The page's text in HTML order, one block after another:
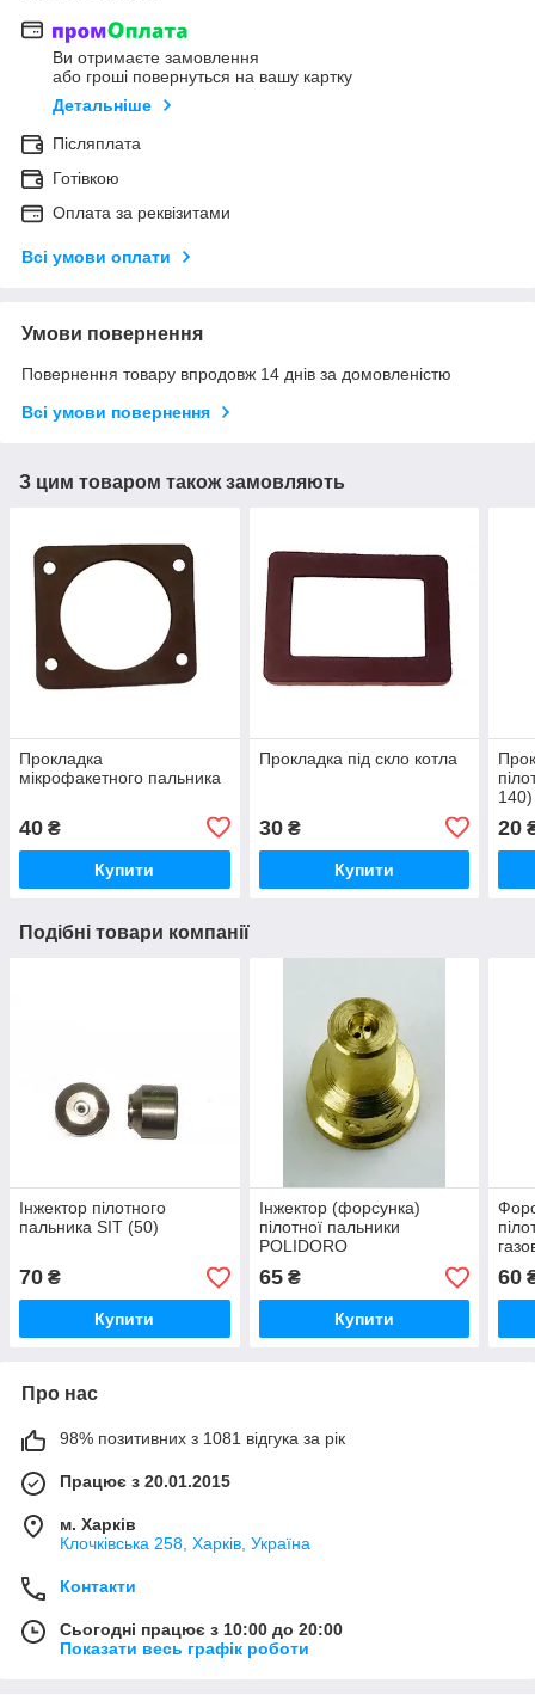
Ви отримаєте замовлення
або гроші повернуться на вашу картку
Детальніше
Післяплата
Готівкою
Оплата за реквізитами
Всі умови оплати
Умови повернення
Повернення товару впродовж 14 днів за домовленістю
Всі умови повернення
З цим товаром також замовляють
Прокладка
мікрофакетного пальника
40 ₴
Купити
Прокладка під скло котла
30₴
Купити
140)
20
Подібні товари компанії
Інжектор пілотного
пальника SIT (50)
70 ₴
Купити
Інжектор (форсунка)
пілотної пальники
POLIDORO
65₴
Купити
60
Про нас
98% позитивних з 1081 відгука за рік
Працює з 20.01.2015
м. Харків
Клочкiвська 258, Харків, Україна
Контакти
Сьогодні працює з 10:00 до 20:00
Показати весь графік роботи